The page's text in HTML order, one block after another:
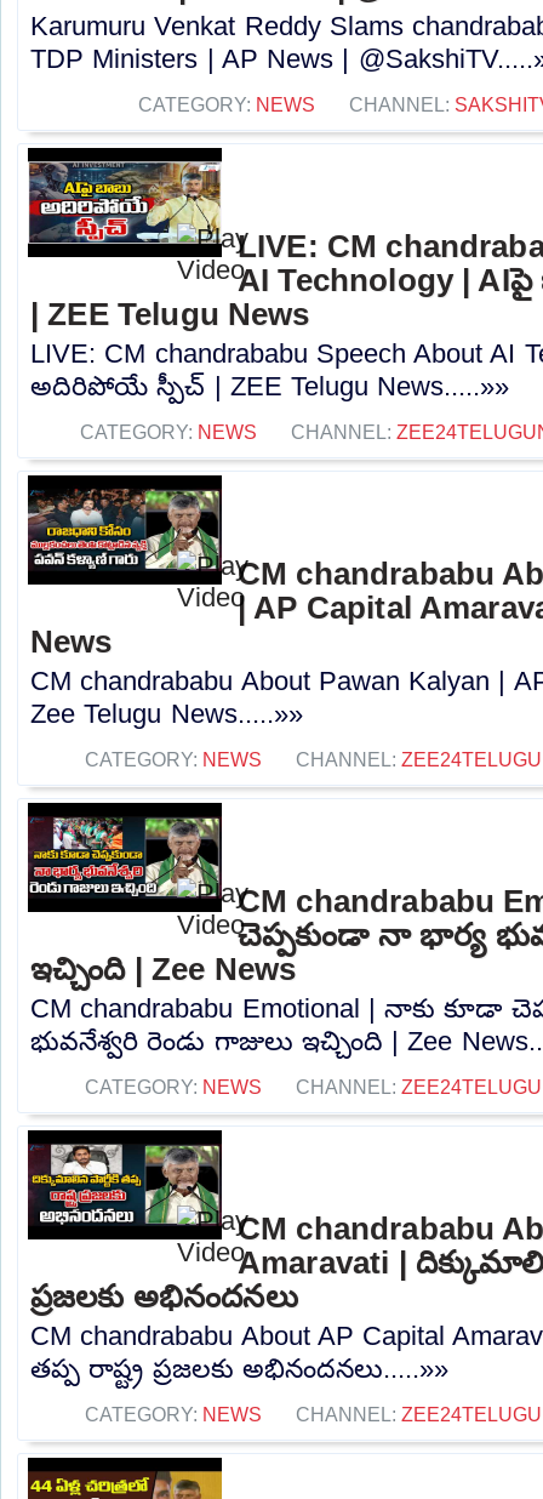
Karumuru Venkat Reddy Slams
TDP Ministers | AP News |
CATEGORY: NEWS CHANNEL:
LIVE: CM
AI Technology |
| ZEE Telugu News
LIVE: CM chandrababu Speech About AI
అదిరిపోయే స్పీచ్ | ZEE Telugu News.....»»
CATEGORY: NEWS CHANNEL:
CM chandrababu
| AP Capital
News
CM chandrababu About Pawan Kalyan |
Zee Telugu News.....»»
CATEGORY: NEWS CHANNEL:
CM chandrababu
చెప్పకుండా నా భార్య
ఇచ్చింది | Zee News
CM chandrababu Emotional | నాకు కూడా
భువనేశ్వరి రెండు గాజులు ఇచ్చింది | Zee
CATEGORY: NEWS CHANNEL:
CM chandrababu
Amaravati |
ప్రజలకు అభినందనలు
CM chandrababu About AP Capital
తప్ప రాష్ట్ర ప్రజలకు అభినందనలు.....»»
CATEGORY: NEWS CHANNEL: